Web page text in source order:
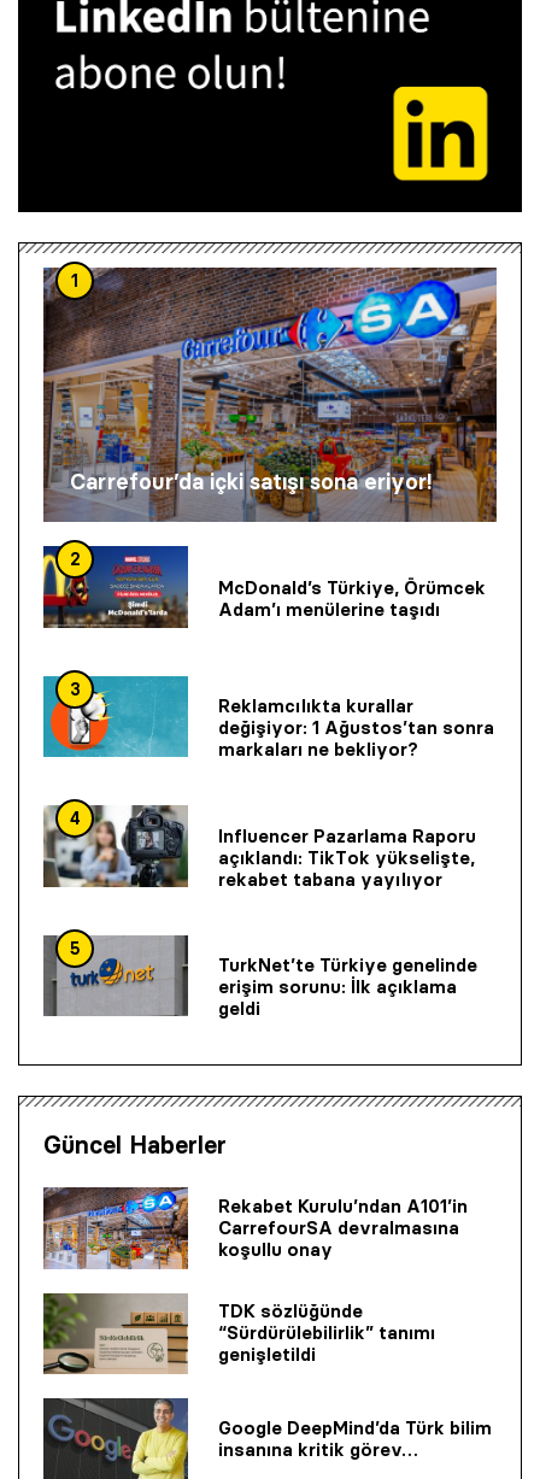
1
Carrefour’da içki satışı sona eriyor!
2
McDonald’s Türkiye, Örümcek
Adam’ı menülerine taşıdı
3
Reklamcılıkta kurallar
değişiyor: 1 Ağustos’tan sonra
markaları ne bekliyor?
4
Influencer Pazarlama Raporu
açıklandı: TikTok yükselişte,
rekabet tabana yayılıyor
5
TurkNet’te Türkiye genelinde
erişim sorunu: İlk açıklama
geldi
Güncel Haberler
Rekabet Kurulu’ndan A101’in
CarrefourSA devralmasına
koşullu onay
TDK sözlüğünde
“Sürdürülebilirlik” tanımı
genişletildi
Google DeepMind’da Türk bilim
insanına kritik görev…